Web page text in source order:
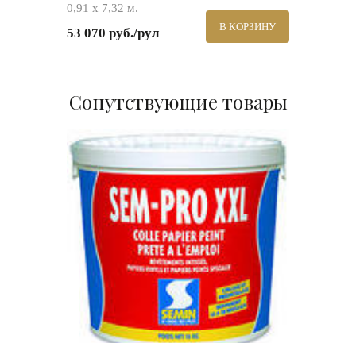
0,91 х 7,32 м.
53 070 руб./рул В КОРЗИНУ
Сопутствующие товары